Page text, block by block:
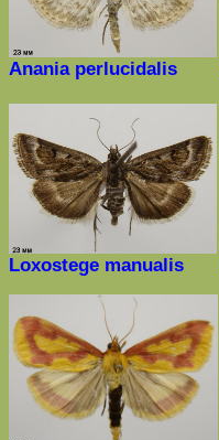
Anania perlucidalis
Loxostege manualis